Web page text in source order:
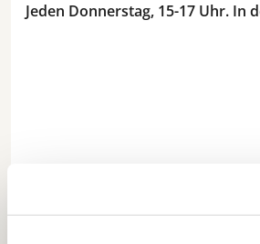
Jeden Donnerstag, 15-17 Uhr. In